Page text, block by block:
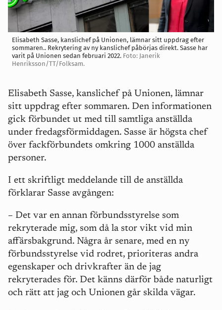
Elisabeth Sasse, kanslichef på Unionen, lämnar sitt uppdrag efter
sommaren.. Rekrytering av ny kanslichef påbörjas direkt. Sasse har
varit på Unionen sedan februari 2022. Foto: Janerik
Henriksson/TT/Folksam.
Elisabeth Sasse, kanslichef på Unionen, lämnar
sitt uppdrag efter sommaren. Den informationen
gick förbundet ut med till samtliga anställda
under fredagsförmiddagen. Sasse är högsta chef
över fackförbundets omkring 1000 anställda
personer.
I ett skriftligt meddelande till de anställda
förklarar Sasse avgången:
– Det var en annan förbundsstyrelse som
rekryterade mig, som då la stor vikt vid min
affärsbakgrund. Några år senare, med en ny
förbundsstyrelse vid rodret, prioriteras andra
egenskaper och drivkrafter än de jag
rekryterades för. Det känns därför både naturligt
och rätt att jag och Unionen går skilda vägar.